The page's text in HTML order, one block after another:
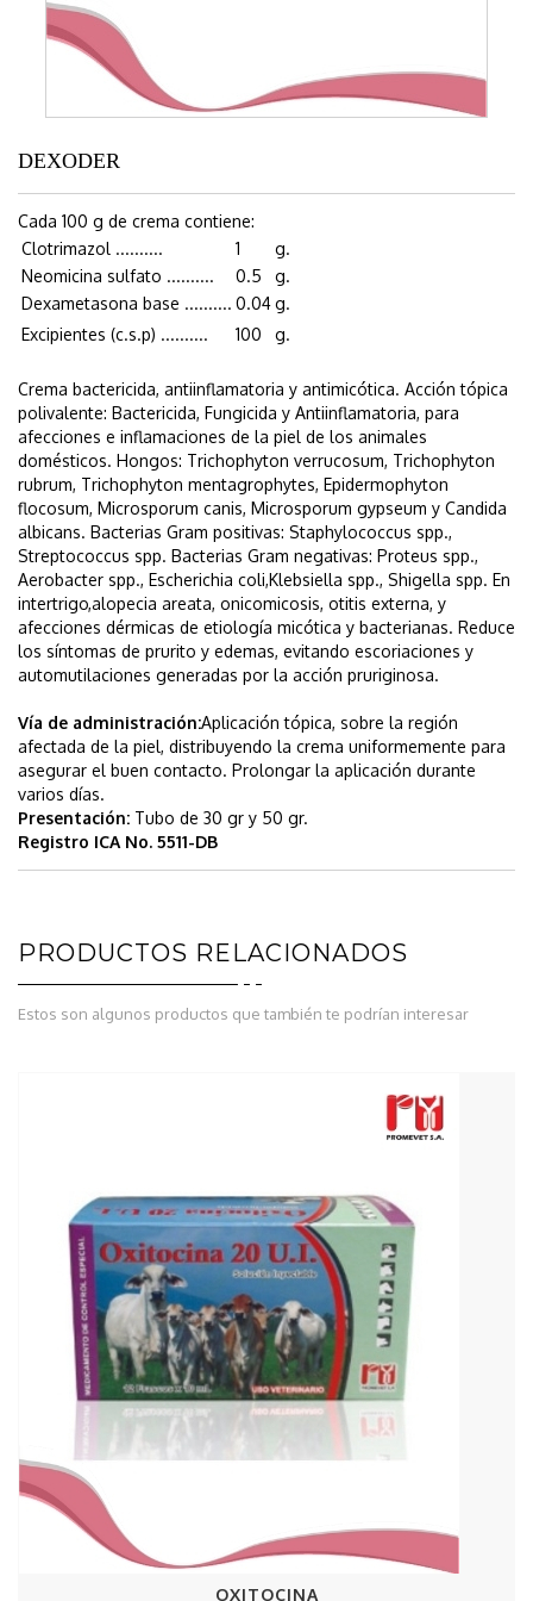
DEXODER
Cada 100 g de crema contiene:
Clotrimazol ..........
1
g.
Neomicina sulfato ..........
0.5
g.
Dexametasona base .......... 0.04g.
Excipientes (c.s.p) ..........
100 g.
Crema bactericida, antiinflamatoria y antimicótica. Acción tópica
polivalente: Bactericida, Fungicida y Antiinflamatoria, para
afecciones e inflamaciones de la piel de los animales
domésticos. Hongos: Trichophyton verrucosum, Trichophyton
rubrum, Trichophyton mentagrophytes, Epidermophyton
flocosum, Microsporum canis, Microsporum gypseum y Candida
albicans. Bacterias Gram positivas: Staphylococcus spp.,
Streptococcus spp. Bacterias Gram negativas: Proteus spp.,
Aerobacter spp., Escherichia coli,Klebsiella spp., Shigella spp. En
intertrigo,alopecia areata, onicomicosis, otitis externa, y
afecciones dérmicas de etiología micótica y bacterianas. Reduce
los síntomas de prurito y edemas, evitando escoriaciones y
automutilaciones generadas por la acción pruriginosa.
Vía de administración:Aplicación tópica, sobre la región
afectada de la piel, distribuyendo la crema uniformemente para
asegurar el buen contacto. Prolongar la aplicación durante
varios días.
Presentación: Tubo de 30 gr y 50 gr.
Registro ICA No. 5511-DB
PRODUCTOS RELACIONADOS
Estos son algunos productos que también te podrían interesar
OXITOCINA